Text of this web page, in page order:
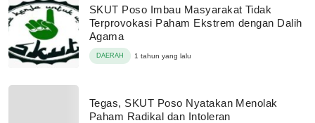
SKUT Poso Imbau Masyarakat Tidak
Terprovokasi Paham Ekstrem dengan Dalih
Agama
DAERAH 1 tahun yang lalu
Tegas, SKUT Poso Nyatakan Menolak
Paham Radikal dan Intoleran